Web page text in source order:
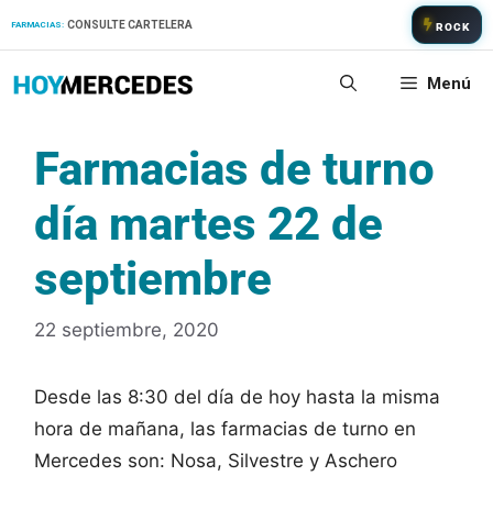
FARMACIAS: CONSULTE CARTELERA ROCK
Menú
Farmacias de turno
día martes 22 de
septiembre
22 septiembre, 2020
Desde las 8:30 del día de hoy hasta la misma
hora de mañana, las farmacias de turno en
Mercedes son: Nosa, Silvestre y Aschero